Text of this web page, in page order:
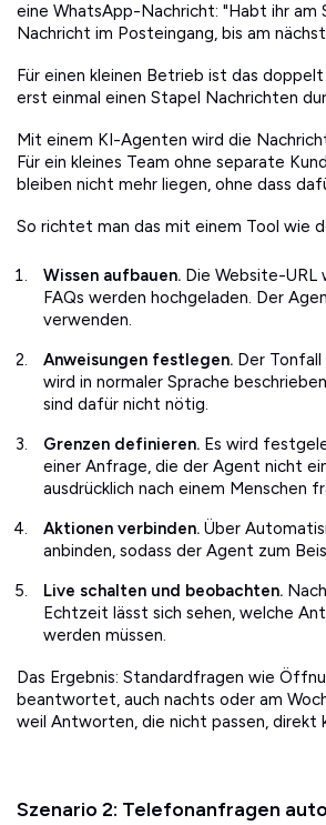
eine WhatsApp-Nachricht: "Habt ihr
Nachricht im Posteingang, bis am
Für einen kleinen Betrieb ist das
erst einmal einen Stapel Nachrichten
Mit einem KI-Agenten wird die
Für ein kleines Team ohne separate
bleiben nicht mehr liegen, ohne dass
So richtet man das mit einem Tool wie
Wissen aufbauen. Die Website-URL
FAQs werden hochgeladen. Der
verwenden.
Anweisungen festlegen. Der
wird in normaler Sprache
sind dafür nicht nötig.
Grenzen definieren. Es wird
einer Anfrage, die der Agent nicht
ausdrücklich nach einem Menschen
Aktionen verbinden. Über
anbinden, sodass der Agent zum
Live schalten und beobachten.
Echtzeit lässt sich sehen, welche
werden müssen.
Das Ergebnis: Standardfragen wie
beantwortet, auch nachts oder am
weil Antworten, die nicht passen, direkt
Szenario 2: Telefonanfragen